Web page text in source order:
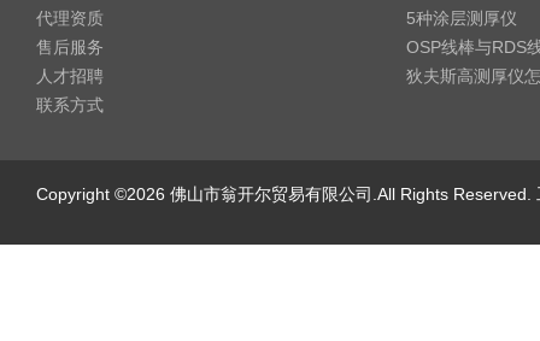
代理资质
售后服务
人才招聘
联系方式
5种涂层测厚仪
OSP线棒与RDS
狄夫斯高测厚仪
Copyright ©2026 佛山市翁开尔贸易有限公司.All Rights Reserved.